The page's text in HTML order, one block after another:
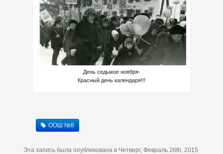
День седьмое ноября-
Красный день календаря!!!
ООШ №8
Эта запись была опубликована в Четверг, Февраль 26th, 2015